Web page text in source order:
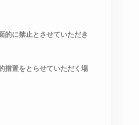
的に禁止とさせていただき
措置をとらせていただく場